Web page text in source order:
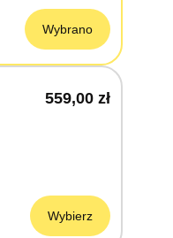
Wybrano
559,00 zł
Wybierz